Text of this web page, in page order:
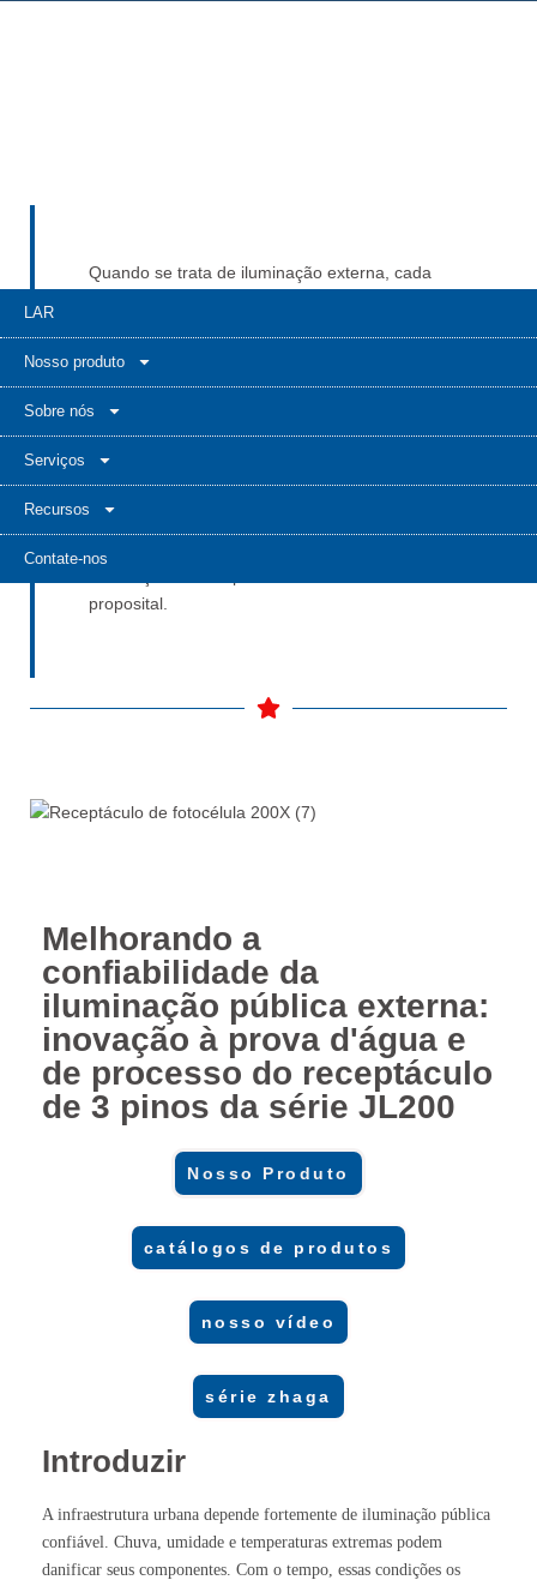
LAR
Nosso produto
Sobre nós
Serviços
Recursos
Contate-nos
Quando se trata de iluminação externa, cada
design inteligente pode ter na confiabilidade do
sistema e na segurança do usuário. Possui
forte impermeabilização e combate a corrosão.
Seu alinhamento inteligente e encaixe
integrado funcionam com postes de iluminação
proposital.
Melhorando a
confiabilidade da
iluminação pública externa:
inovação à prova d'água e
de processo do receptáculo
de 3 pinos da série JL200
Nosso Produto
catálogos de produtos
nosso vídeo
série zhaga
Introduzir
A infraestrutura urbana depende fortemente de iluminação pública
confiável. Chuva, umidade e temperaturas extremas podem
danificar seus componentes. Com o tempo, essas condições os